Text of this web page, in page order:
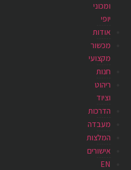
ומכוני
יופי
אודות
מכשור
מקצועי
חנות
ריהוט
וציוד
הדרכות
מעבדה
המלצות
אישורים
EN